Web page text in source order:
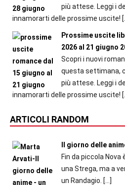
più attese. Leggi i
innamorarti delle prossime uscite!
Prossime uscite
2026 al 21 giugno
Scopri i nuovi
questa settimana,
più attese. Leggi i
innamorarti delle prossime uscite!
ARTICOLI RANDOM
Il giorno delle
Fin da piccola
una Strega, ma a
un Randagio. […]